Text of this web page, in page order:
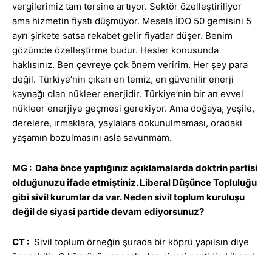
vergilerimiz tam tersine artıyor. Sektör özelleştiriliyor
ama hizmetin fiyatı düşmüyor. Mesela İDO 50 gemisini 5
ayrı şirkete satsa rekabet gelir fiyatlar düşer. Benim
gözümde özelleştirme budur. Hesler konusunda
haklısınız. Ben çevreye çok önem veririm. Her şey para
değil. Türkiye’nin çıkarı en temiz, en güvenilir enerji
kaynağı olan nükleer enerjidir. Türkiye’nin bir an evvel
nükleer enerjiye geçmesi gerekiyor. Ama doğaya, yeşile,
derelere, ırmaklara, yaylalara dokunulmaması, oradaki
yaşamın bozulmasını asla savunmam.
MG : Daha önce yaptığınız açıklamalarda doktrin partisi
olduğunuzu ifade etmiştiniz. Liberal Düşünce Topluluğu
gibi sivil kurumlar da var. Neden sivil toplum kuruluşu
değil de siyasi partide devam ediyorsunuz?
CT : Sivil toplum örneğin şurada bir köprü yapılsın diye